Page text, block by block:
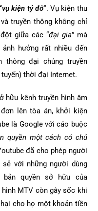
“vụ kiện tỷ đô”. Vụ kiện thu
truyền thông không chỉ
giữa các “đại gia” mà
hưởng rất nhiều đến
thông đại chúng truyền
thời đại Internet.
hữu kênh truyền hình âm
lên tòa án, khởi kiện
là Google với cáo buộc
quyền một cách có chủ
đã cho phép người
với những người dùng
bản quyền sở hữu của
MTV còn gây sốc khi
cho họ một khoản tiền